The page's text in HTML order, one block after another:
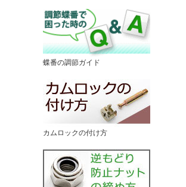
蝶番の調節ガイド
カムロックの付け方